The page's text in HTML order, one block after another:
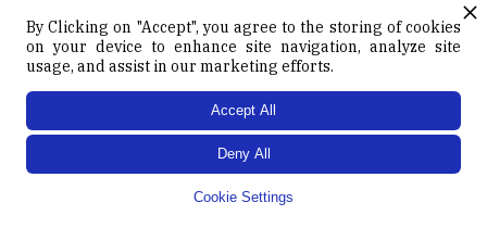
 CONTINUA LETTURA
Psicoterapia, psicoanalisi e psichiatria
nei primi anni 1960. Appunti per una
By Clicking on "Accept", you agree to the storing of cookies
on your device to enhance site navigation, analyze site
usage, and assist in our marketing efforts.
Cookie Settings
Deny All
Accept All